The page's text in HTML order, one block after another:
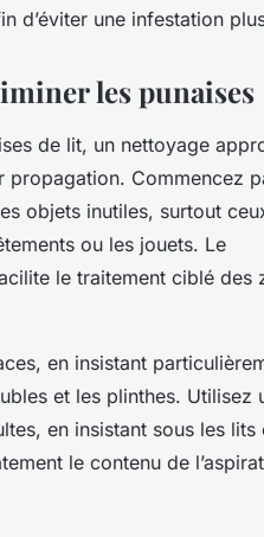
d’éviter une infestation
les punaises
de lit, un nettoyage
propagation. Commencez
objets inutiles, surtout
ou les jouets. Le
le traitement ciblé des
en insistant
et les plinthes. Utilisez
en insistant sous les lits
le contenu de